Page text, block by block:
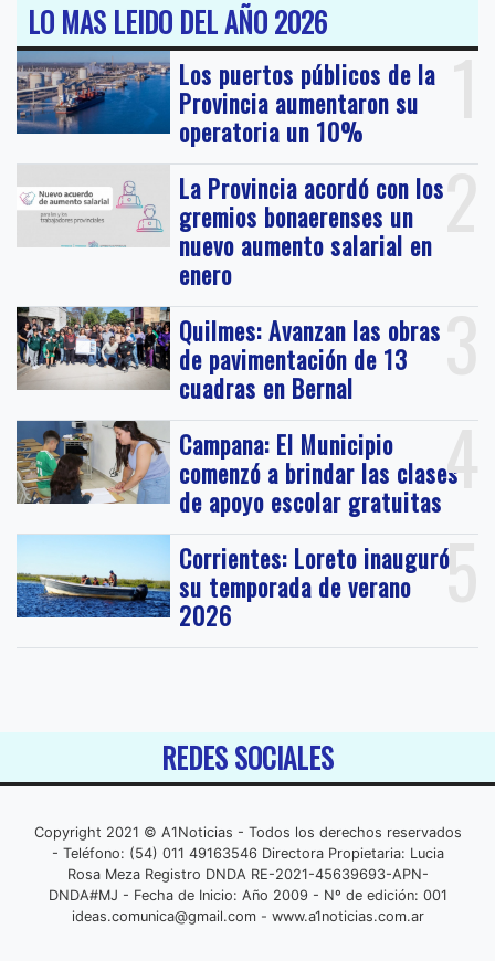
LO MAS LEIDO DEL AÑO 2026
1
Los puertos públicos de la
Provincia aumentaron su
operatoria un 10%
2
La Provincia acordó con los
gremios bonaerenses un
nuevo aumento salarial en
enero
3
Quilmes: Avanzan las obras
de pavimentación de 13
cuadras en Bernal
4
Campana: El Municipio
comenzó a brindar las clases
de apoyo escolar gratuitas
5
Corrientes: Loreto inauguró
su temporada de verano
2026
REDES SOCIALES
Copyright 2021 © A1Noticias - Todos los derechos reservados
- Teléfono: (54) 011 49163546 Directora Propietaria: Lucia
Rosa Meza Registro DNDA RE-2021-45639693-APN-
DNDA#MJ - Fecha de Inicio: Año 2009 - Nº de edición: 001
ideas.comunica@gmail.com- www.a1noticias.com.ar